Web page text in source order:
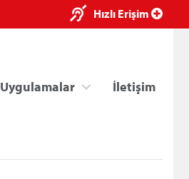
Hızlı Erişim
Uygulamalar İletişim
×